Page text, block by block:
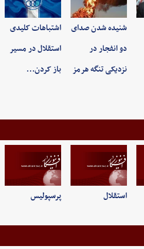
شنیده شدن صدای
دو انفجار در
نزدیکی تنگه هرمز
اشتباهات کلیدی
استقلال در مسیر
باز کردن…
استقلال پرسپولیس